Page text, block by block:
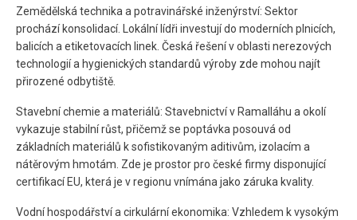
Zemědělská technika a potravinářské inženýrství: Sektor
prochází konsolidací. Lokální lídři investují do moderních plnicích,
balicích a etiketovacích linek. Česká řešení v oblasti nerezových
technologií a hygienických standardů výroby zde mohou najít
přirozené odbytiště.
Stavební chemie a materiálů: Stavebnictví v Ramalláhu a okolí
vykazuje stabilní růst, přičemž se poptávka posouvá od
základních materiálů k sofistikovaným aditivům, izolacím a
nátěrovým hmotám. Zde je prostor pro české firmy disponující
certifikací EU, která je v regionu vnímána jako záruka kvality.
Vodní hospodářství a cirkulární ekonomika: Vzhledem k vysokým